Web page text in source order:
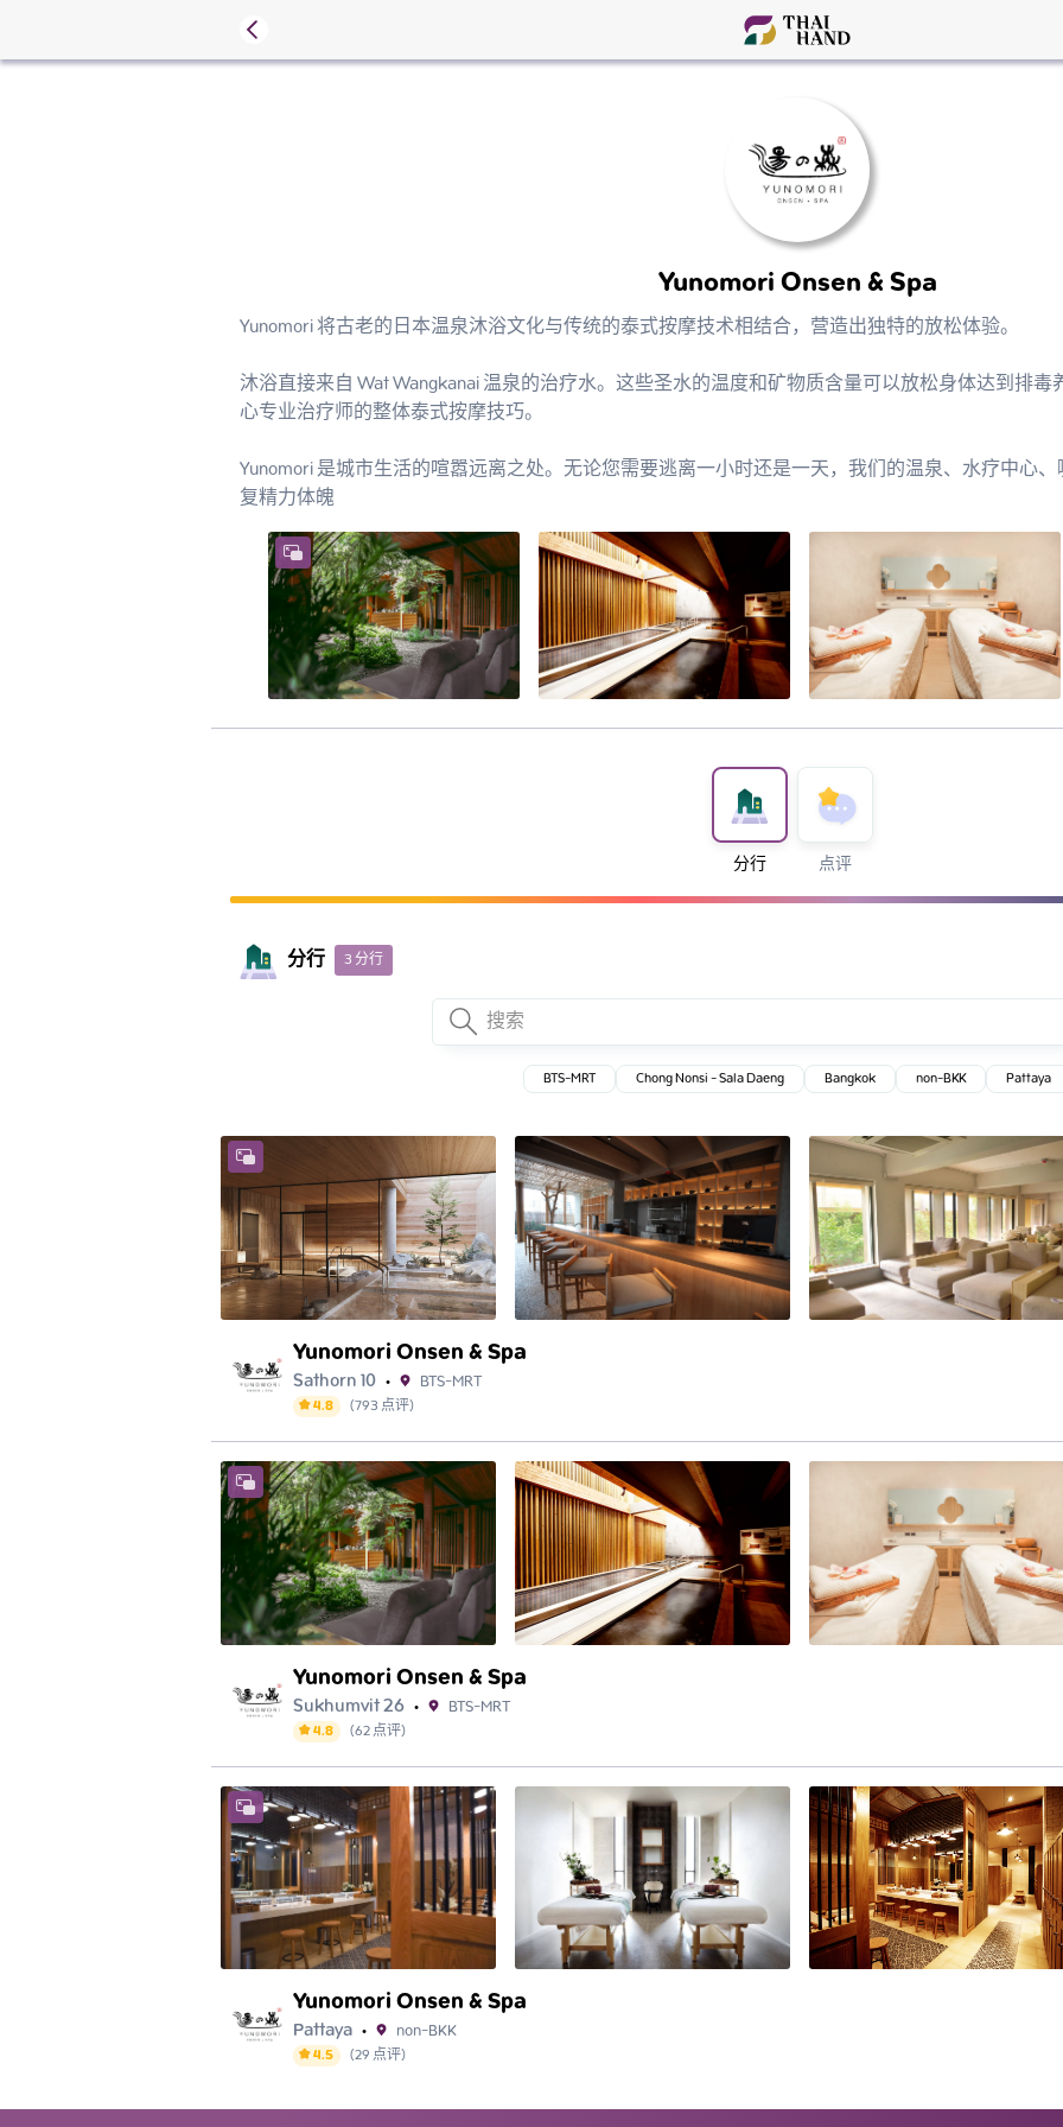
Yunomori Onsen & Spa
Yunomori 将古老的日本温泉沐浴文化与传统的泰式按摩技术相结合，营造出独特的放松体验。
沐浴直接来自 Wat Wangkanai 温泉的治疗水。这些圣水的温度和矿物质含量可以放松身体达到排
心专业治疗师的整体泰式按摩技巧。
Yunomori 是城市生活的喧嚣远离之处。无论您需要逃离一小时还是一天，我们的温泉、水疗中心
复精力体魄
分行 点评
分行 3分行
BTS-MRT Chong Nonsi - Sala Daeng Bangkok non-BKK Pattaya
Yunomori Onsen & Spa
Sathorn 10 • BTS-MRT
4.8 (793点评)
位置
54 Soi Suksawittaya, แขวง สีลม เขตบางรัก กรุงเทพมหานคร 10500 ประเทศไทย
Yunomori Onsen & Spa
Sukhumvit 26 • BTS-MRT
4.8 (62点评)
位置
120/5 ซอย สุขุมวิท 26 แขวง คลองตัน เขตคลองเตย กรุงเทพมหานคร 10110 ประเทศไทย
Yunomori Onsen & Spa
Pattaya • non-BKK
4.5 (29点评)